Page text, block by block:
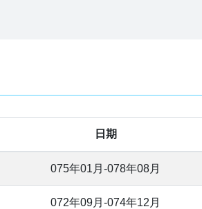
日期
075年01月-078年08月
072年09月-074年12月